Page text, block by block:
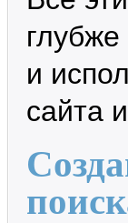
и
сайта